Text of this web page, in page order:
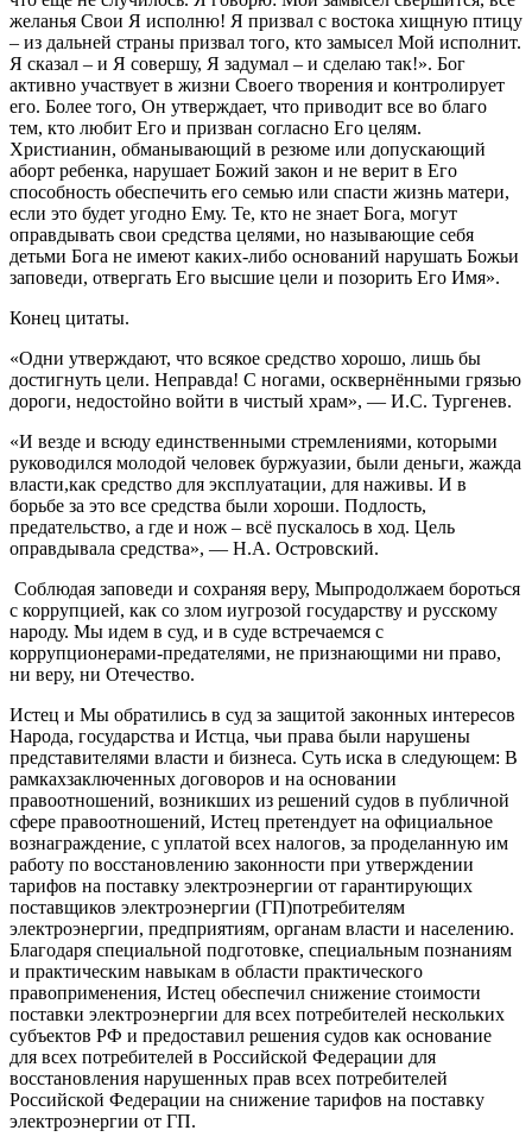
желанья Свои Я исполню! Я призвал с востока хищную птицу
– из дальней страны призвал того, кто замысел Мой исполнит.
Я сказал – и Я совершу, Я задумал – и сделаю так!». Бог
активно участвует в жизни Своего творения и контролирует
его. Более того, Он утверждает, что приводит все во благо
тем, кто любит Его и призван согласно Его целям.
Христианин, обманывающий в резюме или допускающий
аборт ребенка, нарушает Божий закон и не верит в Его
способность обеспечить его семью или спасти жизнь матери,
если это будет угодно Ему. Те, кто не знает Бога, могут
оправдывать свои средства целями, но называющие себя
детьми Бога не имеют каких-либо оснований нарушать Божьи
заповеди, отвергать Его высшие цели и позорить Его Имя».
Конец цитаты.
«Одни утверждают, что всякое средство хорошо, лишь бы
достигнуть цели. Неправда! С ногами, осквернёнными грязью
дороги, недостойно войти в чистый храм», — И.С. Тургенев.
«И везде и всюду единственными стремлениями, которыми
руководился молодой человек буржуазии, были деньги, жажда
власти,как средство для эксплуатации, для наживы. И в
борьбе за это все средства были хороши. Подлость,
предательство, а где и нож – всё пускалось в ход. Цель
оправдывала средства», — Н.А. Островский.
Соблюдая заповеди и сохраняя веру, Мыпродолжаем бороться
с коррупцией, как со злом иугрозой государству и русскому
народу. Мы идем в суд, и в суде встречаемся с
коррупционерами-предателями, не признающими ни право,
ни веру, ни Отечество.
Истец и Мы обратились в суд за защитой законных интересов
Народа, государства и Истца, чьи права были нарушены
представителями власти и бизнеса. Суть иска в следующем: В
рамкахзаключенных договоров и на основании
правоотношений, возникших из решений судов в публичной
сфере правоотношений, Истец претендует на официальное
вознаграждение, с уплатой всех налогов, за проделанную им
работу по восстановлению законности при утверждении
тарифов на поставку электроэнергии от гарантирующих
поставщиков электроэнергии (ГП)потребителям
электроэнергии, предприятиям, органам власти и населению.
Благодаря специальной подготовке, специальным познаниям
и практическим навыкам в области практического
правоприменения, Истец обеспечил снижение стоимости
поставки электроэнергии для всех потребителей нескольких
субъектов РФ и предоставил решения судов как основание
для всех потребителей в Российской Федерации для
восстановления нарушенных прав всех потребителей
Российской Федерации на снижение тарифов на поставку
электроэнергии от ГП.